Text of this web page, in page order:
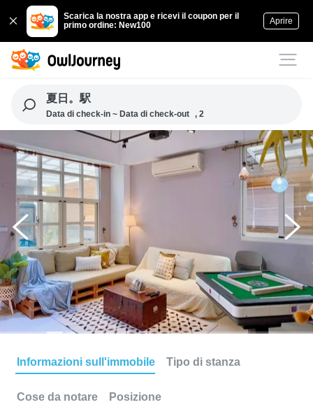
Scarica la nostra app e ricevi il coupon per il
primo ordine: New100
Aprire
夏日。駅
Data di check-in ~ Data di check-out , 2
Informazioni sull'immobile Tipo di stanza
Cose da notare Posizione